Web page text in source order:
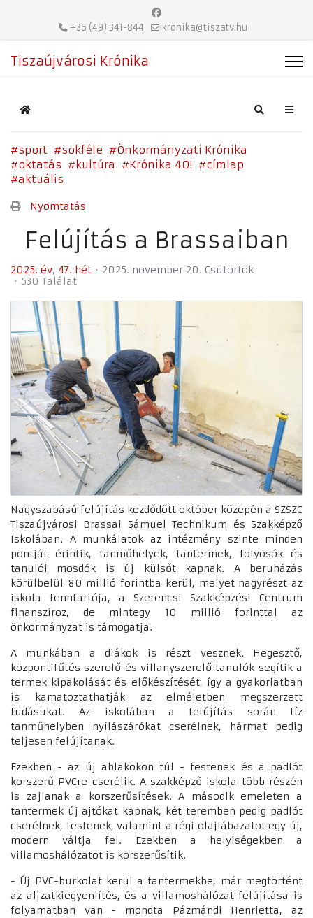
+36 (49) 341-844 kronika@tiszatv.hu
Tiszaújvárosi Krónika
Home Search
sport sokféle
Önkormányzati Krónika
oktatás
kultúra Krónika 40!
címlap
aktuális
Nyomtatás
Felújítás a Brassaiban
2025. év 47. hét
2025. november 20. Csütörtök
530 Találat
Nagyszabású felújítás kezdődött október közepén a SZSZC
Tiszaújvárosi Brassai Sámuel Technikum és Szakképző
Iskolában. A munkálatok az intézmény szinte minden
pontját érintik, tanműhelyek, tantermek, folyosók és
tanulói mosdók is új külsőt kapnak. A beruházás
körülbelül 80 millió forintba kerül, melyet nagyrészt az
iskola fenntartója, a Szerencsi Szakképzési Centrum
finanszíroz, de mintegy 10 millió forinttal az
önkormányzat is támogatja.
A munkában a diákok is részt vesznek. Hegesztő,
központifűtés szerelő és villanyszerelő tanulók segítik a
termek kipakolását és előkészítését, így a gyakorlatban
is kamatoztathatják az elméletben megszerzett
tudásukat. Az iskolában a felújítás során tíz
tanműhelyben nyílászárókat cserélnek, hármat pedig
teljesen felújítanak.
Ezekben - az új ablakokon túl - festenek és a padlót
korszerű PVCre cserélik. A szakképző iskola több részén
is zajlanak a korszerűsítések. A második emeleten a
tantermek új ajtókat kapnak, két teremben pedig padlót
cserélnek, festenek, valamint a régi olajlábazatot egy új,
modern váltja fel. Ezekben a helyiségekben a
villamoshálózatot is korszerűsítik.
- Új PVC-burkolat kerül a tantermekbe, már megtörtént
az aljzatkiegyenlítés, és a villamoshálózat felújítása is
folyamatban van - mondta Pázmándi Henrietta, az